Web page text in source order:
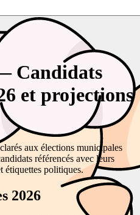
Candidats
et projections
aux élections municipales
référencés avec leurs
étiquettes politiques.
2026